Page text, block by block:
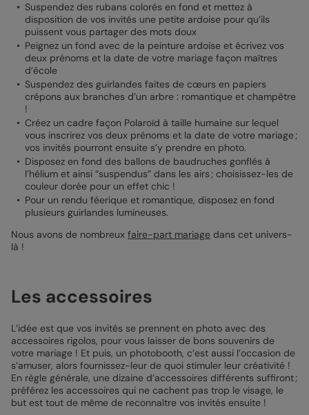
Suspendez des rubans colorés en fond et mettez à
disposition de vos invités une petite ardoise pour qu’ils
puissent vous partager des mots doux
Peignez un fond avec de la peinture ardoise et écrivez vos
deux prénoms et la date de votre mariage façon maîtres
d’école
Suspendez des guirlandes faites de cœurs en papiers
crépons aux branches d’un arbre : romantique et champêtre
!
Créez un cadre façon Polaroïd à taille humaine sur lequel
vous inscrirez vos deux prénoms et la date de votre mariage ;
vos invités pourront ensuite s’y prendre en photo.
Disposez en fond des ballons de baudruches gonflés à
l’hélium et ainsi “suspendus” dans les airs ; choisissez-les de
couleur dorée pour un effet chic !
Pour un rendu féerique et romantique, disposez en fond
plusieurs guirlandes lumineuses.
Nous avons de nombreux faire-part mariage dans cet univers-
là !
Les accessoires
L’idée est que vos invités se prennent en photo avec des
accessoires rigolos, pour vous laisser de bons souvenirs de
votre mariage ! Et puis, un photobooth, c’est aussi l’occasion de
s’amuser, alors fournissez-leur de quoi stimuler leur créativité !
En règle générale, une dizaine d’accessoires différents suffiront ;
préférez les accessoires qui ne cachent pas trop le visage, le
but est tout de même de reconnaître vos invités ensuite !